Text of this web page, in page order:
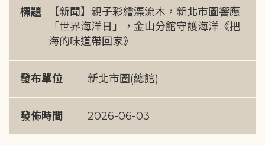
標題
【新聞】親子彩繪漂流木，新北市圖響應
「世界海洋日」，金山分館守護海洋《把
海的味道帶回家》
發布單位 新北市圖(總館)
發佈時間 2026-06-03